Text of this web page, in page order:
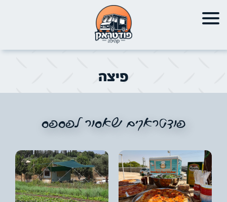
פיצה
פודטראקים שאסור לפספס